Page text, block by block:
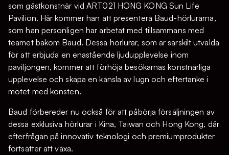
som gästkonstnär vid ART021 HONG KONG Sun Life
Pavilion. Här kommer han att presentera Baud-hörlurarna,
som han personligen har arbetat med tillsammans med
teamet bakom Baud. Dessa hörlurar, som är särskilt utvalda
för att erbjuda en enastående ljudupplevelse inom
paviljongen, kommer att förhöja besökarnas konstnärliga
upplevelse och skapa en känsla av lugn och eftertanke i
mötet med konsten.
Baud förbereder nu också för att påbörja försäljningen av
dessa exklusiva hörlurar i Kina, Taiwan och Hong Kong, där
efterfrågan på innovativ teknologi och premiumprodukter
fortsätter att växa.